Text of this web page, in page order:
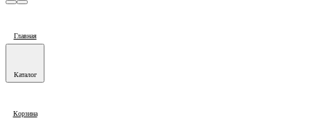
Главная
Каталог
Корзина